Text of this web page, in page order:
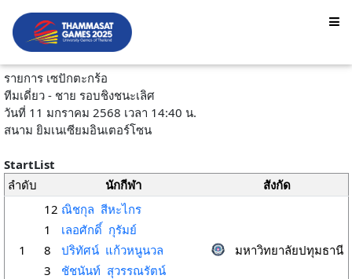
รายการ เซปักตะกร้อ
ทีมเดี่ยว - ชาย รอบชิงชนะเลิศ
วันที่ 11 มกราคม 2568 เวลา 14:40 น.
สนาม ยิมเนเซียมอินเตอร์โซน
StartList
ลำดับ
นักกีฬา สังกัด
1
12 ณิชกุล สีหะไกร
1
เลอศักดิ์ กุรัมย์
8
ปริทัศน์ แก้วหนูนวล
3
ชัชนันท์ สุวรรณรัตน์
มหาวิทยาลัยปทุมธานี